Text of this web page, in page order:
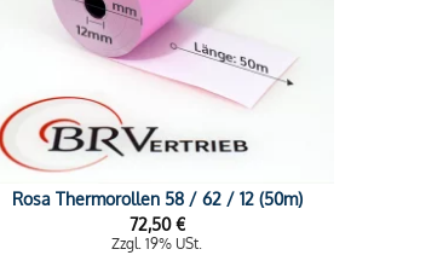
Rosa Thermorollen 58 / 62 / 12 (50m)
72,50€
Zzgl. 19% USt.